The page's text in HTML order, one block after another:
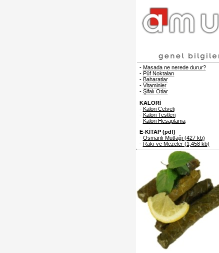
- Masada ne nerede durur?
- Püf Noktaları
- Baharatlar
- Vitaminler
- Şifalı Otlar
KALORİ
- Kalori Cetveli
- Kalori Testleri
- Kalori Hesaplama
E-KİTAP (pdf)
- Osmanlı Mutfağı (427 kb)
- Rakı ve Mezeler (1,458 kb)